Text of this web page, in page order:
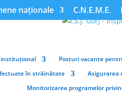
naționale C.N.E.M.E.
Posturi vacante
în străinătate
Asigurarea
Monitorizarea programelor